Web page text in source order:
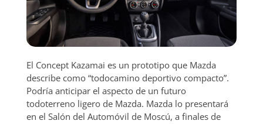
El Concept Kazamai es un prototipo que Mazda
describe como “todocamino deportivo compacto”.
Podría anticipar el aspecto de un futuro
todoterreno ligero de Mazda. Mazda lo presentará
en el Salón del Automóvil de Moscú, a finales de